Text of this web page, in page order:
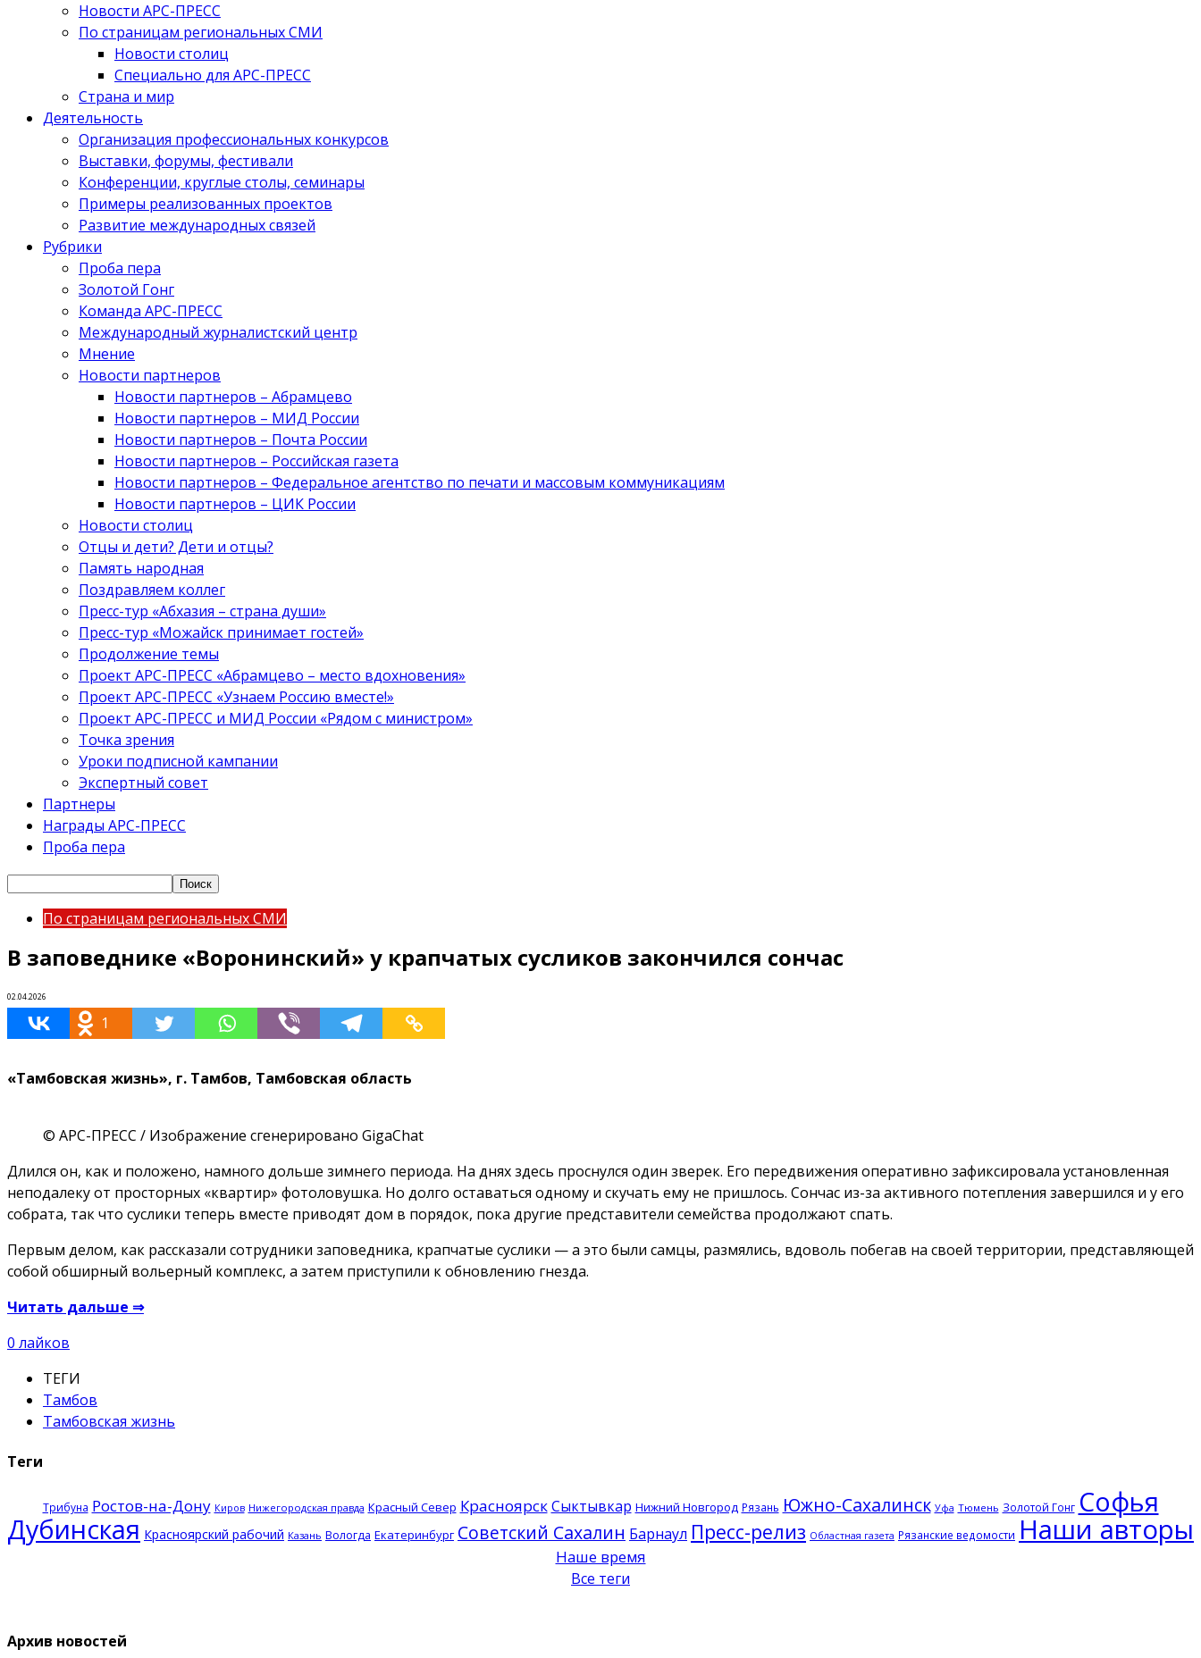
Новости АРС-ПРЕСС
По страницам региональных СМИ
Новости столиц
Специально для АРС-ПРЕСС
Страна и мир
Деятельность
Организация профессиональных конкурсов
Выставки, форумы, фестивали
Конференции, круглые столы, семинары
Примеры реализованных проектов
Развитие международных связей
Рубрики
Проба пера
Золотой Гонг
Команда АРС-ПРЕСС
Международный журналистский центр
Мнение
Новости партнеров
Новости партнеров – Абрамцево
Новости партнеров – МИД России
Новости партнеров – Почта России
Новости партнеров – Российская газета
Новости партнеров – Федеральное агентство по печати и массовым коммуникациям
Новости партнеров – ЦИК России
Новости столиц
Отцы и дети? Дети и отцы?
Память народная
Поздравляем коллег
Пресс-тур «Абхазия – страна души»
Пресс-тур «Можайск принимает гостей»
Продолжение темы
Проект АРС-ПРЕСС «Абрамцево – место вдохновения»
Проект АРС-ПРЕСС «Узнаем Россию вместе!»
Проект АРС-ПРЕСС и МИД России «Рядом с министром»
Точка зрения
Уроки подписной кампании
Экспертный совет
Партнеры
Награды АРС-ПРЕСС
Проба пера
По страницам региональных СМИ
В заповеднике «Воронинский» у крапчатых сусликов закончился сончас
02.04.2026
1
«Тамбовская жизнь», г. Тамбов, Тамбовская область
© АРС-ПРЕСС / Изображение сгенерировано GigaChat
Длился он, как и положено, намного дольше зимнего периода. На днях здесь проснулся один зверек. Его передвижения оперативно зафиксировала установленная
неподалеку от просторных «квартир» фотоловушка. Но долго оставаться одному и скучать ему не пришлось. Сончас из-за активного потепления завершился и у его
собрата, так что суслики теперь вместе приводят дом в порядок, пока другие представители семейства продолжают спать.
Первым делом, как рассказали сотрудники заповедника, крапчатые суслики — а это были самцы, размялись, вдоволь побегав на своей территории, представляющей
собой обширный вольерный комплекс, а затем приступили к обновлению гнезда.
Читать дальше ⇒
0 лайков
ТЕГИ
Тамбов
Тамбовская жизнь
Теги
Трибуна Ростов-на-Дону Киров Нижегородская правда Красный Север Красноярск Сыктывкар Нижний Новгород Рязань Южно-Сахалинск Уфа Тюмень Золотой Гонг Софья
Дубинская Красноярский рабочий Казань Вологда Екатеринбург Советский Сахалин Барнаул Пресс-релиз Областная газета Рязанские ведомости Наши авторы
Наше время
Все теги
Архив новостей